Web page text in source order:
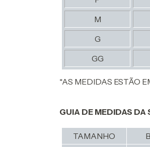
M
G
GG
*AS MEDIDAS ESTÃO
GUIA DE MEDIDAS DA
TAMANHO